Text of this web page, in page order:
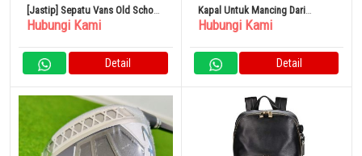
[Jastip] Sepatu Vans Old School
24cm
Hubungi Kami
Detail
Kapal Untuk Mancing Dari
Jepang Yamaha Wasen 21ft
Hubungi Kami
Detail